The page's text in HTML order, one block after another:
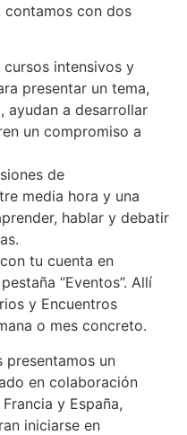
con dos
cursos intensivos y
presentar un tema,
ayudan a desarrollar
un compromiso a
de
media hora y una
hablar y debatir
tu cuenta en
“Eventos”. Allí
y Encuentros
o mes concreto.
presentamos un
en colaboración
y España,
iniciarse en